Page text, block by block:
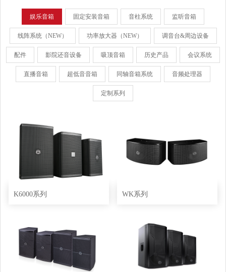
娱乐音箱 固定安装音箱 音柱系统 监听音箱
线阵系统（NEW） 功率放大器（NEW） 调音台&周边设备
配件 影院还音设备 吸顶音箱 历史产品 会议系统
直播音箱 超低音音箱 同轴音箱系统 音频处理器
定制系列
K6000系列 WK系列